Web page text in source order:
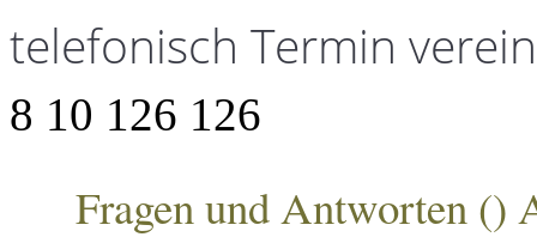
telefonisch Termin
8 10 126 126
Fragen und Antworten ()